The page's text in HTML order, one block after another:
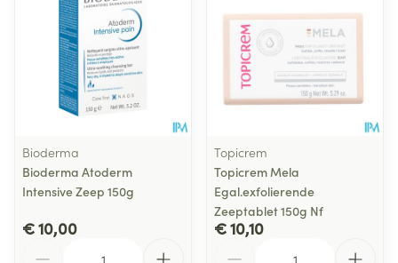
Bioderma
Bioderma Atoderm
Intensive Zeep 150g
€ 10,00
Topicrem
Topicrem Mela
Egal.exfolierende
Zeeptablet 150g Nf
€ 10,10